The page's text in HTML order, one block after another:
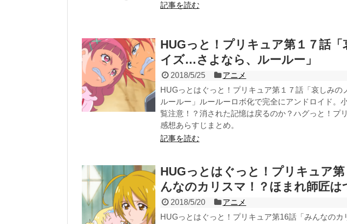
記事を読む
HUGっと！プリキュア第１７話「
イズ…さよなら、ルールー」
2018/5/25
アニメ
HUGっとはぐっと！プリキュア第１７話「哀しみの
ルールー」ルールーロボ化で完全にアンドロイド。
覧注意！？消された記憶は戻るのか？ハグっと！プ
感想あらすじまとめ。
記事を読む
HUGっとはぐっと！プリキュア
んなのカリスマ！？ほまれ師匠は
2018/5/20
アニメ
HUGっとはぐっと！プリキュア第16話「みんなのカ